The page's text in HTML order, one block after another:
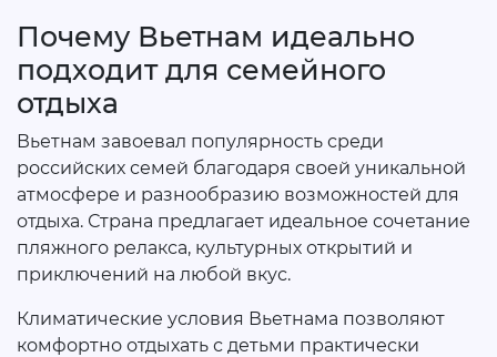
Почему Вьетнам идеально
подходит для семейного
отдыха
Вьетнам завоевал популярность среди
российских семей благодаря своей уникальной
атмосфере и разнообразию возможностей для
отдыха. Страна предлагает идеальное сочетание
пляжного релакса, культурных открытий и
приключений на любой вкус.
Климатические условия Вьетнама позволяют
комфортно отдыхать с детьми практически